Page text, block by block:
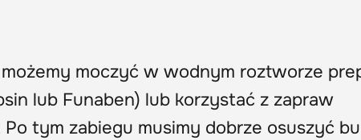
moczyć w wodnym roztworze
lub Funaben) lub korzystać z zapraw
tym zabiegu musimy dobrze osuszyć